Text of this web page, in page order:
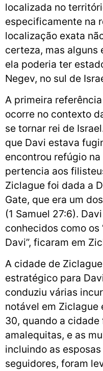
localizada no
especificamente na
localização exata
certeza, mas alguns
ela poderia ter
Negev, no sul de
A primeira
ocorre no contexto
se tornar rei de
que Davi estava
encontrou refúgio
pertencia aos
Ziclague foi dada a
Gate, que era um
(1 Samuel 27:6).
conhecidos como os
Davi”, ficaram em
A cidade de
estratégico para
conduziu várias
notável em Ziclague
30, quando a
amalequitas, e as
incluindo as
seguidores, foram